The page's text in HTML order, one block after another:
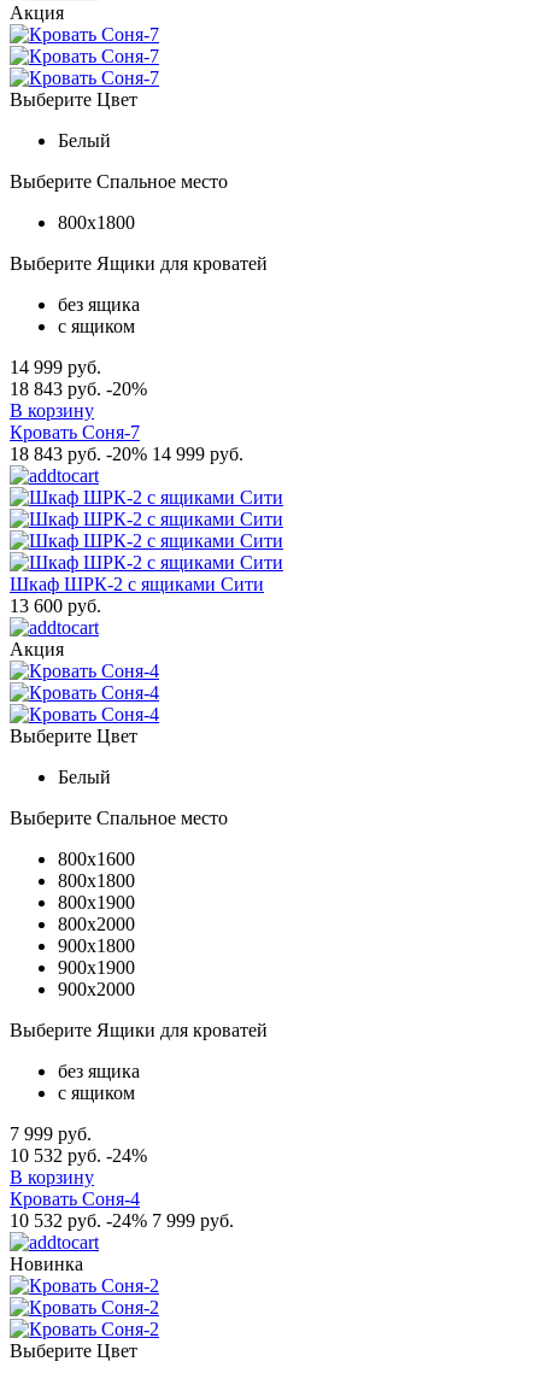
Акция
Выберите Цвет
Белый
Выберите Спальное место
800x1800
Выберите Ящики для кроватей
без ящика
с ящиком
14 999 руб.
18 843 руб. -20%
В корзину
Кровать Соня-7
18 843 руб. -20% 14 999 руб.
Шкаф ШРК-2 с ящиками Сити
13 600 руб.
Акция
Выберите Цвет
Белый
Выберите Спальное место
800x1600
800x1800
800x1900
800x2000
900x1800
900x1900
900x2000
Выберите Ящики для кроватей
без ящика
с ящиком
7 999 руб.
10 532 руб. -24%
В корзину
Кровать Соня-4
10 532 руб. -24% 7 999 руб.
Новинка
Выберите Цвет